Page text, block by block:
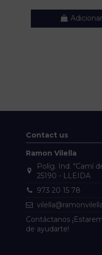
Contact us
Ramon Vilella
Políg. Ind. "Camí
25190 - LLEIDA
973 20 15 78
Contáctanos
de ayudarte!